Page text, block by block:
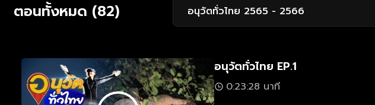
ตอนทั้งหมด (82) อนุวัตทั่วไทย 2565 - 2566
อนุวัตทั่วไทย EP.1
0:23:28 นาที